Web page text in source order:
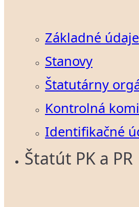
Základné údaje
Stanovy
Štatutárny
Kontrolná
Identifikačné
Štatút PK a PR